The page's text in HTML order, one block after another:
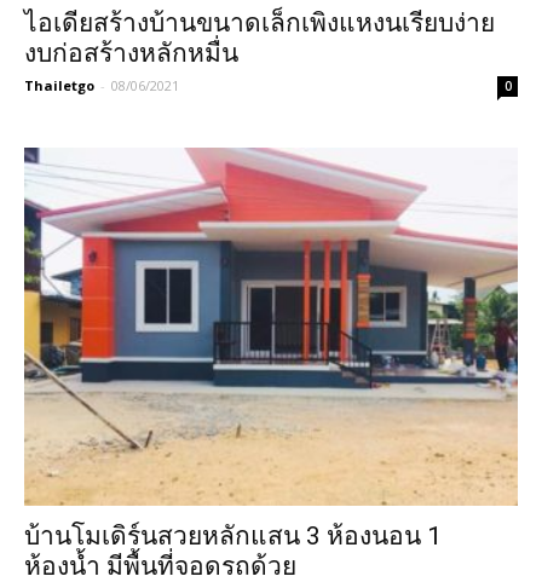
ไอเดียสร้างบ้านขนาดเล็กเพิงแหงนเรียบง่าย
งบก่อสร้างหลักหมื่น
Thailetgo - 08/06/2021 0
บ้านโมเดิร์นสวยหลักแสน 3 ห้องนอน 1
ห้องน้ำ มีพื้นที่จอดรถด้วย